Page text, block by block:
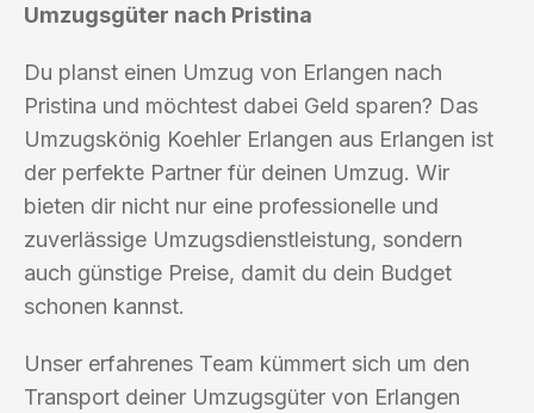
Umzugsgüter nach Pristina
Du planst einen Umzug von Erlangen nach
Pristina und möchtest dabei Geld sparen? Das
Umzugskönig Koehler Erlangen aus Erlangen ist
der perfekte Partner für deinen Umzug. Wir
bieten dir nicht nur eine professionelle und
zuverlässige Umzugsdienstleistung, sondern
auch günstige Preise, damit du dein Budget
schonen kannst.
Unser erfahrenes Team kümmert sich um den
Transport deiner Umzugsgüter von Erlangen